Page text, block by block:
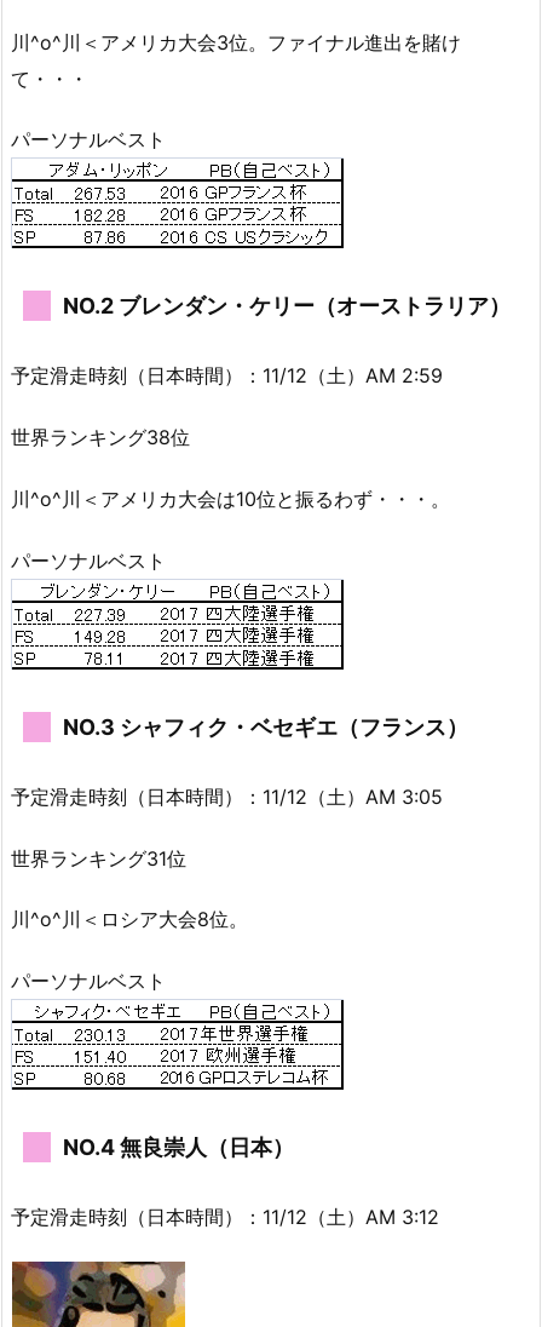
川^o^川＜アメリカ大会3位。ファイナル進出を賭け
て・・・
パーソナルベスト
NO.2 ブレンダン・ケリー（オーストラリア）
予定滑走時刻（日本時間）：11/12（土）AM 2:59
世界ランキング38位
川^o^川＜アメリカ大会は10位と振るわず・・・。
パーソナルベスト
NO.3 シャフィク・ベセギエ（フランス）
予定滑走時刻（日本時間）：11/12（土）AM 3:05
世界ランキング31位
川^o^川＜ロシア大会8位。
パーソナルベスト
NO.4 無良崇人（日本）
予定滑走時刻（日本時間）：11/12（土）AM 3:12